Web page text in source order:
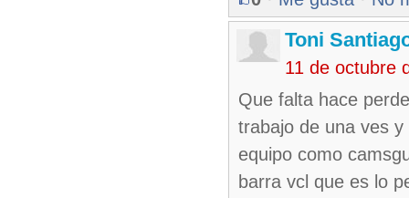
Toni
11 de octubre
Que falta hace
trabajo de una ves
equipo como
barra vcl que es lo